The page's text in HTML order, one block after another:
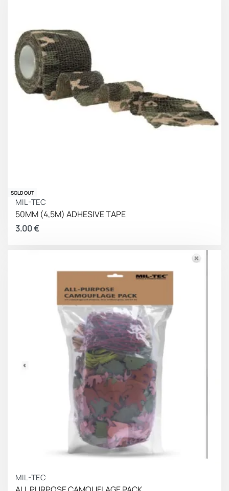
SOLD OUT
MIL-TEC
50MM (4,5M) ADHESIVE TAPE
3.00€
MIL-TEC